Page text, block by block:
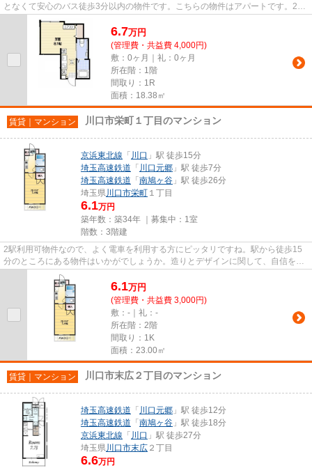
となくて安心のバス徒歩3分以内の物件です。こちらの物件はアパートです。2駅
利用できる場所にあり、行き...
6.7万円
(管理費・共益費 4,000円)
敷：0ヶ月｜礼：0ヶ月
所在階：1階
間取り：1R
面積：18.38㎡
賃貸｜マンション 川口市栄町１丁目のマンション
京浜東北線 「 川口 」駅 徒歩15分
埼玉高速鉄道 「 川口元郷 」駅 徒歩7分
埼玉高速鉄道 「 南鳩ヶ谷 」駅 徒歩26分
埼玉県川口市栄町 １丁目
6.1万円
築年数：築34年 ｜募集中： 1室
階数：3階建
2駅利用可物件なので、よく電車を利用する方にピッタリですね。駅から徒歩15
分のところにある物件はいかがでしょうか。造りとデザインに関して、自信をも
って情報を提供できるマンショ...
6.1万円
(管理費・共益費 3,000円)
敷：-｜礼：-
所在階：2階
間取り：1K
面積：23.00㎡
賃貸｜マンション 川口市末広２丁目のマンション
埼玉高速鉄道 「 川口元郷 」駅 徒歩12分
埼玉高速鉄道 「 南鳩ヶ谷 」駅 徒歩18分
京浜東北線 「 川口 」駅 徒歩27分
埼玉県川口市末広 ２丁目
6.6万円